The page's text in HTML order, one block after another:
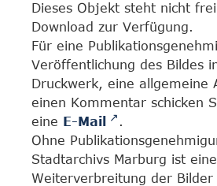
Dieses Objekt steht nicht
Download zur Verfügung.
Für eine
Veröffentlichung des Bildes
Druckwerk, eine allgemeine
einen Kommentar schicken
eine E-Mail
.
Ohne
Stadtarchivs Marburg ist eine
Weiterverbreitung der Bilder